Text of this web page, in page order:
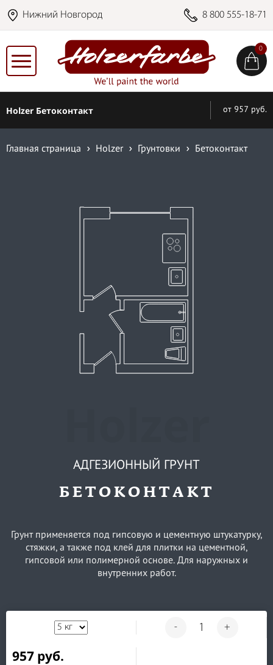
Нижний Новгород 8 800 555-18-71
0
Holzer Бетоконтакт от 957 руб.
Главная страница Holzer Грунтовки Бетоконтакт
АДГЕЗИОННЫЙ ГРУНТ
БЕТОКОНТАКТ
Грунт применяется под гипсовую и цементную штукатурку,
стяжки, а также под клей для плитки на цементной,
гипсовой или полимерной основе. Для наружных и
внутренних работ.
- +
957 руб.